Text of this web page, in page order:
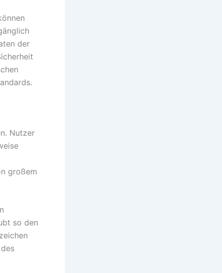
der
Nutzer
großem
so den